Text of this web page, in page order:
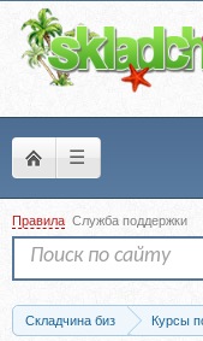
☰
Правила Служба поддержки
Складчина биз
Курсы